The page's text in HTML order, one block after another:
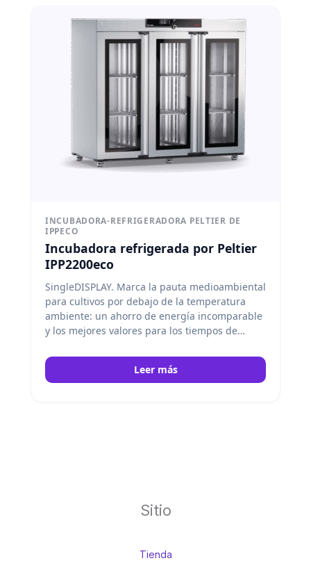
INCUBADORA-REFRIGERADORA PELTIER DE
IPPECO
Incubadora refrigerada por Peltier
IPP2200eco
SingleDISPLAY. Marca la pauta medioambiental
para cultivos por debajo de la temperatura
ambiente: un ahorro de energía incomparable
y los mejores valores para los tiempos de
Memmert
Leer más
Sitio
Tienda